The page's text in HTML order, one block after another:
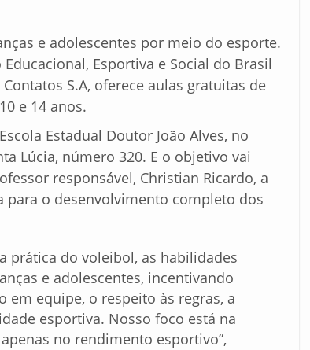
e adolescentes por meio do esporte.
Esportiva e Social do Brasil
Contatos S.A, oferece aulas gratuitas de
e 14 anos.
Estadual Doutor João Alves, no
Lúcia, número 320. E o objetivo vai
responsável, Christian Ricardo, a
o desenvolvimento completo dos
prática do voleibol, as habilidades
e adolescentes, incentivando
em equipe, o respeito às regras, a
esportiva. Nosso foco está na
no rendimento esportivo”,